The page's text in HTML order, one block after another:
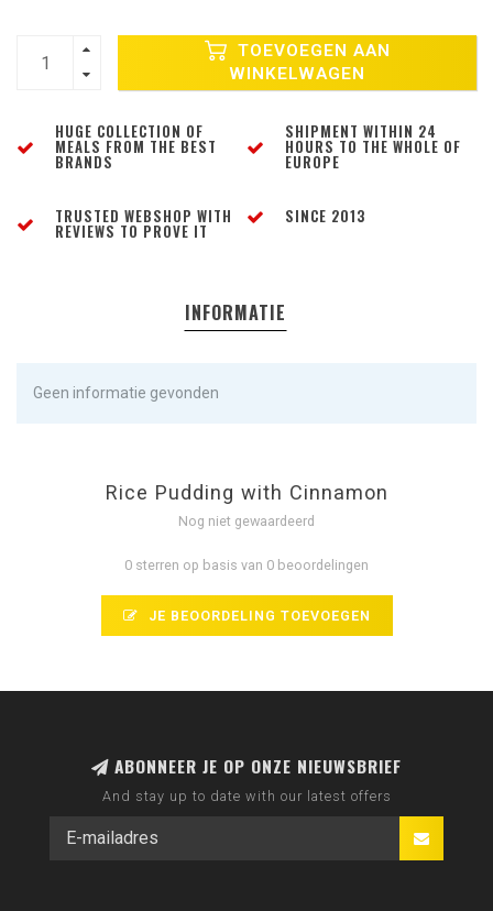
TOEVOEGEN AAN
WINKELWAGEN
HUGE COLLECTION OF
MEALS FROM THE BEST
BRANDS
SHIPMENT WITHIN 24
HOURS TO THE WHOLE OF
EUROPE
TRUSTED WEBSHOP WITH
REVIEWS TO PROVE IT
SINCE 2013
INFORMATIE
Geen informatie gevonden
Rice Pudding with Cinnamon
Nog niet gewaardeerd
0 sterren op basis van 0 beoordelingen
JE BEOORDELING TOEVOEGEN
ABONNEER JE OP ONZE NIEUWSBRIEF
And stay up to date with our latest offers